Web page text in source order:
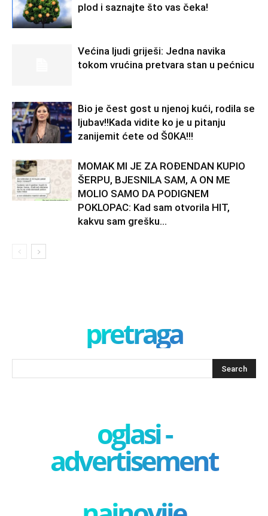
plod i saznajte što vas čeka!
Većina ljudi griješi: Jedna navika
tokom vrućina pretvara stan u pećnicu
Bio je čest gost u njenoj kući, rodila se
ljubav!!Kada vidite ko je u pitanju
zanijemit ćete od Š0KA!!!
MOMAK MI JE ZA ROĐENDAN KUPIO
ŠERPU, BJESNILA SAM, A ON ME
MOLIO SAMO DA PODIGNEM
POKLOPAC: Kad sam otvorila HIT,
kakvu sam grešku...
pretraga
oglasi -
advertisement